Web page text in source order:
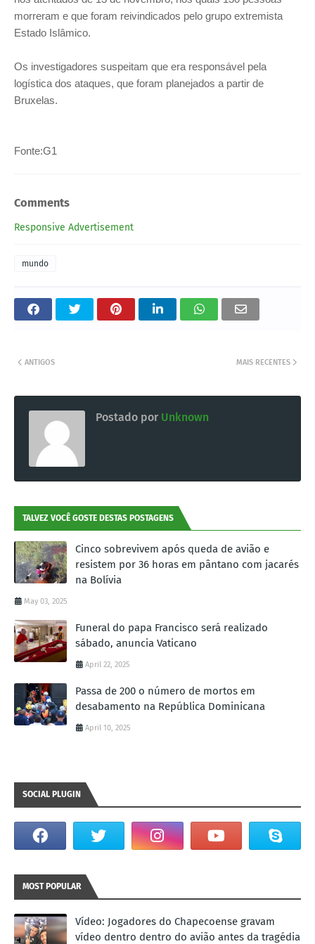
morreram e que foram reivindicados pelo grupo extremista
Estado Islâmico.
Os investigadores suspeitam que era responsável pela
logística dos ataques, que foram planejados a partir de
Bruxelas.
Fonte:G1
Comments
Responsive Advertisement
mundo
MAIS RECENTES
ANTIGOS
Postado por Unknown
TALVEZ VOCÊ GOSTE DESTAS POSTAGENS
Cinco sobrevivem após queda de avião e
resistem por 36 horas em pântano com jacarés
na Bolívia
May 03, 2025
Funeral do papa Francisco será realizado
sábado, anuncia Vaticano
April 22, 2025
Passa de 200 o número de mortos em
desabamento na República Dominicana
April 10, 2025
SOCIAL PLUGIN
MOST POPULAR
Vídeo: Jogadores do Chapecoense gravam
vídeo dentro dentro do avião antes da tragédia